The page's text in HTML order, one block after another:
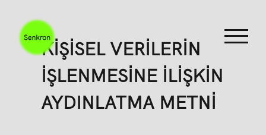
content
KİŞİSEL VERİLERİN
İŞLENMESİNE İLİŞKİN
AYDINLATMA METNİ